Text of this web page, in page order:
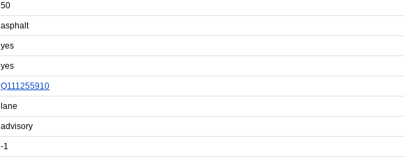
50
asphalt
yes
yes
Q111255910
lane
advisory
-1